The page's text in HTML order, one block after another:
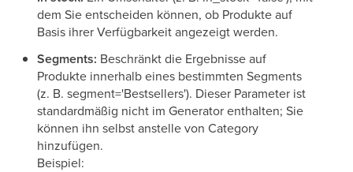
dem Sie entscheiden können, ob Produkte auf
Basis ihrer Verfügbarkeit angezeigt werden.
Segments: Beschränkt die Ergebnisse auf
Produkte innerhalb eines bestimmten Segments
(z. B. segment='Bestsellers'). Dieser Parameter ist
standardmäßig nicht im Generator enthalten; Sie
können ihn selbst anstelle von Category
hinzufügen.
Beispiel: